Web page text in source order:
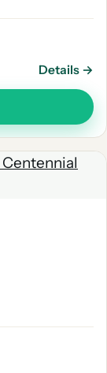
Details →